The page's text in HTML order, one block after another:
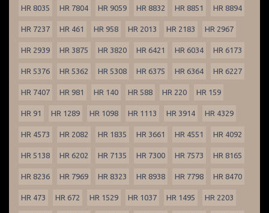
HR 8035 HR 7804 HR 9059 HR 8832 HR 8851 HR 8894
HR 7237 HR 461 HR 958 HR 2013 HR 2183 HR 2967
HR 2939 HR 3875 HR 3820 HR 6421 HR 6034 HR 6173
HR 5376 HR 5362 HR 5308 HR 6375 HR 6364 HR 6227
HR 7407 HR 981 HR 140 HR 588 HR 220 HR 159
HR 91 HR 1289 HR 1098 HR 1113 HR 3914 HR 4329
HR 4573 HR 2082 HR 1835 HR 3661 HR 4551 HR 4092
HR 5138 HR 6202 HR 7135 HR 7300 HR 7573 HR 8165
HR 8236 HR 7969 HR 8323 HR 8938 HR 7798 HR 8470
HR 473 HR 672 HR 1529 HR 1037 HR 1495 HR 2203